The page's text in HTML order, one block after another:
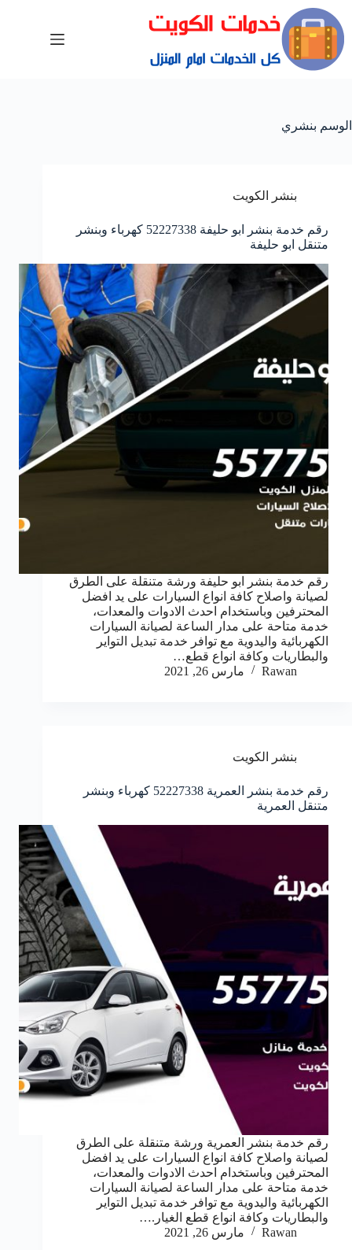
الوسم بنشري
بنشر الكويت
رقم خدمة بنشر ابو حليفة 52227338 كهرباء وبنشر
متنقل ابو حليفة
رقم خدمة بنشر ابو حليفة ورشة متنقلة على الطرق
لصيانة واصلاح كافة انواع السيارات على يد افضل
المحترفين وباستخدام احدث الادوات والمعدات،
خدمة متاحة على مدار الساعة لصيانة السيارات
الكهربائية واليدوية مع توافر خدمة تبديل التواير
والبطاريات وكافة انواع قطع…
Rawan
مارس 26, 2021
بنشر الكويت
رقم خدمة بنشر العمرية 52227338 كهرباء وبنشر
متنقل العمرية
رقم خدمة بنشر العمرية ورشة متنقلة على الطرق
لصيانة واصلاح كافة انواع السيارات على يد افضل
المحترفين وباستخدام احدث الادوات والمعدات،
خدمة متاحة على مدار الساعة لصيانة السيارات
الكهربائية واليدوية مع توافر خدمة تبديل التواير
والبطاريات وكافة انواع قطع الغيار.…
Rawan
مارس 26, 2021